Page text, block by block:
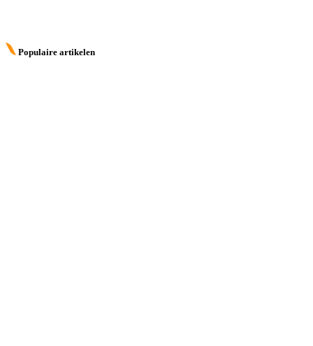
Populaire artikelen